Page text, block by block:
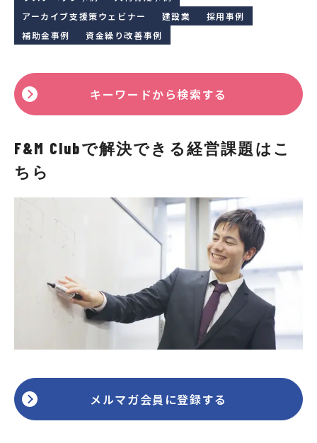
アーカイブ支援策ウェビナー
建設業
採用事例
補助金事例
資金繰り改善事例
キーワードから検索する
F&M Clubで解決できる経営課題はこ
ちら
メルマガ会員に登録する